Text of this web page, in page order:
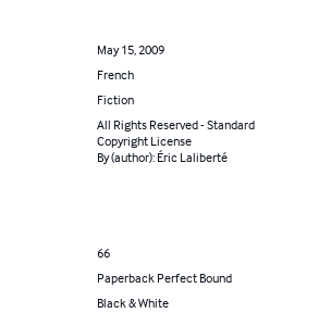
May 15, 2009
French
Fiction
All Rights Reserved - Standard
Copyright License
By (author): Éric Laliberté
66
Paperback Perfect Bound
Black & White